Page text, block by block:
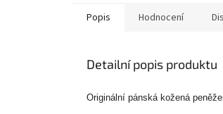
Popis Hodnocení
Detailní popis produktu
Originální pánská kožená